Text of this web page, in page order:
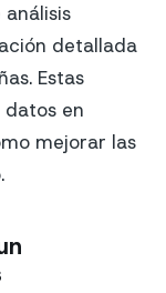
detallada
Estas
en
mejorar las